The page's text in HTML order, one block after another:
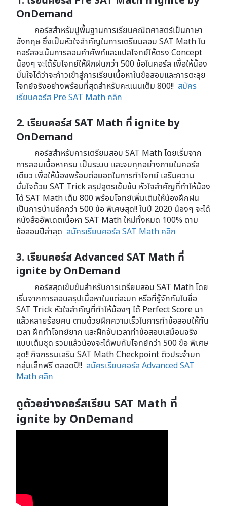
OnDemand
คอร์สสำหรับปูพื้นฐานการเรียนคณิตศาสตร์เป็นภาษา
อังกฤษ ซึ่งเป็นหัวใจสำคัญในการเตรียมสอบ SAT Math ใน
คอร์สจะเน้นการสอนคำศัพท์และแปลโจทย์ให้ตรง Concept
น้องๆ จะได้รับโจทย์ให้ฝึกฝนกว่า 500 ข้อในคอร์ส เพื่อให้น้อง
มั่นใจได้ว่าจะก้าวเข้าสู่การเรียนเนื้อหาในข้อสอบและการตะลุย
โจทย์จริงอย่างพร้อมที่สุดสำหรับคะแนนเต็ม 800!! สมัคร
เรียนคอร์ส Pre SAT Math คลิก
2. เรียนคอร์ส SAT Math ที่ ignite by
OnDemand
คอร์สสำหรับการเตรียมสอบ SAT Math โดยเริ่มจาก
การสอนเนื้อหาครบ เป็นระบบ และจบทุกอย่างภายในคอร์ส
เดียว เพื่อให้น้องพร้อมต่อยอดในการทำโจทย์ เสริมความ
มั่นใจด้วย SAT Trick สรุปสูตรเข้มข้น หัวใจสำคัญที่ทำให้น้อง
ได้ SAT Math เต็ม 800 พร้อมโจทย์เพิ่มเติมให้น้องฝึกฝน
เป็นการบ้านอีกกว่า 500 ข้อ พิเศษสุด!! ในปี 2020 น้องๆ จะได้
หนังสืออัพเดตเนื้อหา SAT Math ใหม่ทั้งหมด 100% ตาม
ข้อสอบปีล่าสุด สมัครเรียนคอร์ส SAT Math คลิก
3. เรียนคอร์ส Advanced SAT Math ที่
ignite by OnDemand
คอร์สสุดเข้มข้นสำหรับการเตรียมสอบ SAT Math โดย
เริ่มจากการสอนสรุปเนื้อหาในแต่ละบท หรือที่รู้จักกันในชื่อ
SAT Trick หัวใจสำคัญที่ทำให้น้องๆ ได้ Perfect Score มา
แล้วหลายร้อยคน ตามด้วยฝึกความเร็วในการทำข้อสอบให้ทัน
เวลา ฝึกทำโจทย์ยาก และฝึกจับเวลาทำข้อสอบเสมือนจริง
แบบเต็มชุด รวมแล้วน้องจะได้พบกับโจทย์กว่า 500 ข้อ พิเศษ
สุด!! กิจกรรมเสริม SAT Math Checkpoint ติวประจำบท
กลุ่มเล็กฟรี ตลอดปี!! สมัครเรียนคอร์ส Advanced SAT
Math คลิก
ดูตัวอย่างคอร์สเรียน SAT Math ที่
ignite by OnDemand